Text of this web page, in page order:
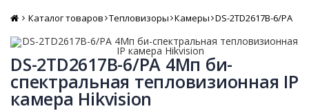
Главная
Каталог товаров Тепловизоры Камеры DS-2TD2617B-6/PA
DS-2TD2617B-6/PA 4Мп би-
спектральная тепловизионная IP
камера Hikvision